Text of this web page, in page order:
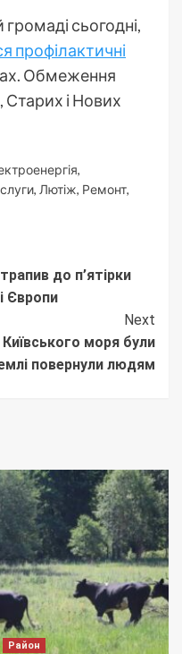
сьогодні,
профілактичні
Обмеження
Старих і Нових
,
, Лютіж, Ремонт,
до п’ятірки
Європи
Next
Київського моря були
повернули людям
Район